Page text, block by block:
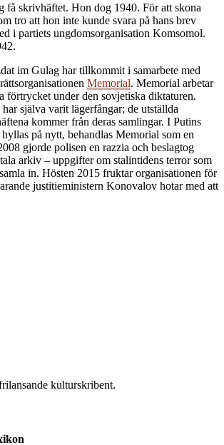
få skrivhäftet. Hon dog 1940. För att skona
tro att hon inte kunde svara på hans brev
i partiets ungdomsorganisation Komsomol.
im Gulag har tillkommit i samarbete med
Memorial. Memorial arbetar
förtrycket under den sovjetiska diktaturen.
själva varit lägerfångar; de utställda
kommer från deras samlingar. I Putins
på nytt, behandlas Memorial som en
gjorde polisen en razzia och beslagtog
arkiv – uppgifter om stalintidens terror som
in. Hösten 2015 fruktar organisationen för
justitieministern Konovalov hotar med att
kulturskribent.